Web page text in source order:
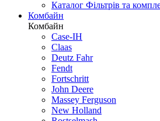
Каталог Фільтрів та
Комбайн
Комбайн
Case-IH
Claas
Deutz Fahr
Fendt
Fortschritt
John Deere
Massey Ferguson
New Holland